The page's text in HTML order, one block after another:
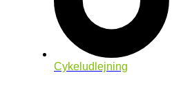
Cykeludlejning